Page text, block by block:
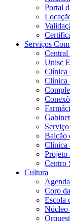
Portal
Serviços
Unisc
Clínica
Clínica
Balcão
Clínica
Projeto
Centro
Cultura
Coro
Escola
Núcleo